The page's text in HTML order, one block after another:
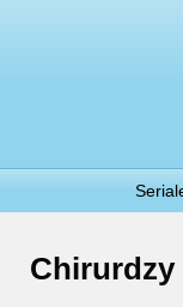
Chirurdzy